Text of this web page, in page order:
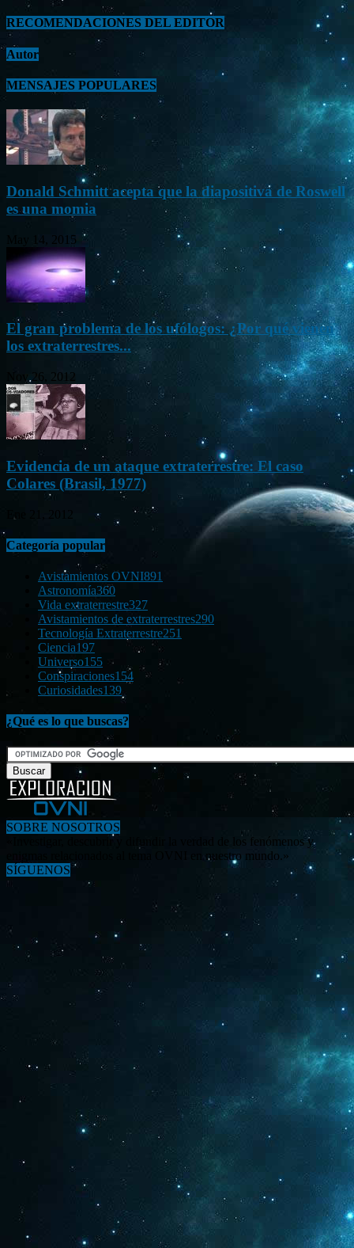
RECOMENDACIONES DEL EDITOR
Autor
MENSAJES POPULARES
Donald Schmitt acepta que la diapositiva de Roswell
es una momia
May 14, 2015
El gran problema de los ufólogos: ¿Por qué vienen
los extraterrestres...
Nov 26, 2012
Evidencia de un ataque extraterrestre: El caso
Colares (Brasil, 1977)
Categoría popular
Avistamientos OVNI891
Astronomía360
Vida extraterrestre327
Avistamientos de extraterrestres290
Tecnología Extraterrestre251
Ciencia197
Universo155
Conspiraciones154
Curiosidades139
¿Qué es lo que buscas?
SOBRE NOSOTROS
«Investigar, descubrir y difundir la verdad de los fenómenos y
enigmas relacionados al tema OVNI en nuestro mundo.»
SÍGUENOS